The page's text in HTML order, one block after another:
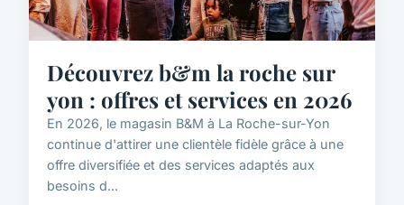
Découvrez b&m la roche sur
yon : offres et services en 2026
En 2026, le magasin B&M à La Roche-sur-Yon
continue d'attirer une clientèle fidèle grâce à une
offre diversifiée et des services adaptés aux
besoins d...